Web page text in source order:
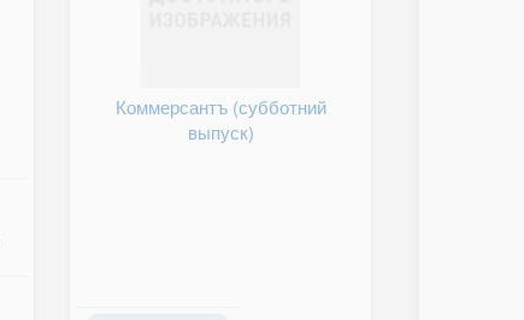
Коммерсантъ (субботний
выпуск)